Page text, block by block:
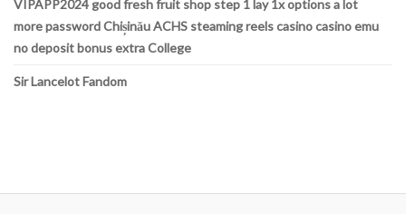
VIPAPP2024 good fresh fruit shop step 1 lay 1x options a lot
more password Chișinău ACHS steaming reels casino casino emu
no deposit bonus extra College
Sir Lancelot Fandom